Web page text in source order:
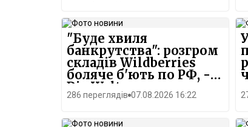
"Буде хвиля
банкрутства": розгром
складів Wildberries
боляче б'ють по РФ, -
Die Welt
286 переглядів 07.08.2026 16:22